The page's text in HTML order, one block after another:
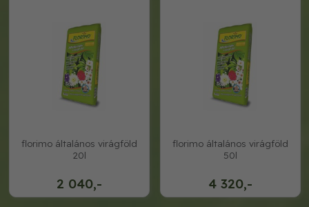
2 040,-
florimo általános virágföld
20l
4 320,-
florimo általános virágföld
50l